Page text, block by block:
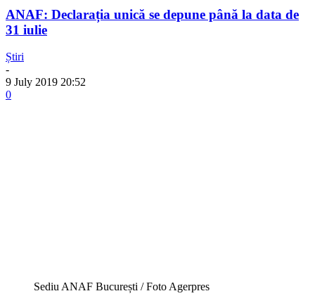
ANAF: Declarația unică se depune până la data de
31 iulie
Știri
-
9 July 2019 20:52
0
Sediu ANAF București / Foto Agerpres